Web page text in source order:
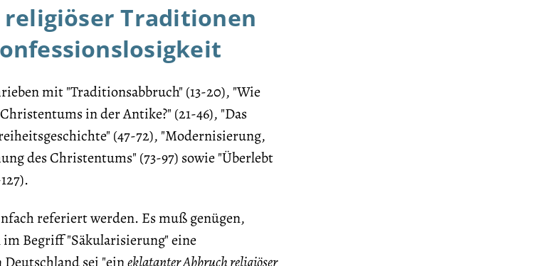
Traditionen
mit "Traditionsabbruch" (13-20), "Wie
in der Antike?" (21-46), "Das
(47-72), "Modernisierung,
des Christentums" (73-97) sowie "Überlebt
referiert werden. Es muß genügen,
Begriff "Säkularisierung" eine
sei "eineklatanter Abbruch religiöser